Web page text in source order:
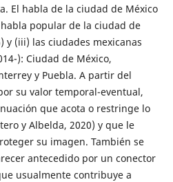
El habla de la ciudad de México
popular de la ciudad de
y (iii) las ciudades mexicanas
): Ciudad de México,
y Puebla. A partir del
su valor temporal-eventual,
que acota o restringe lo
y Albelda, 2020) y que le
su imagen. También se
antecedido por un conector
usualmente contribuye a